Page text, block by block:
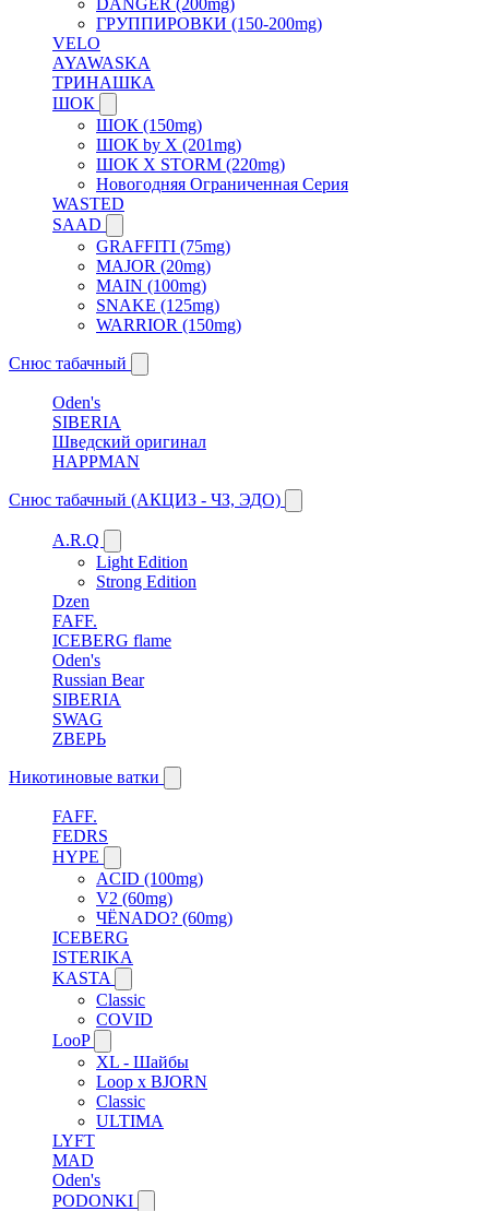
ГРУППИРОВКИ (150-200mg)
VELO
AYAWASKA
ТРИНАШКА
ШОК
ШОК (150mg)
ШОК by X (201mg)
ШОК X STORM (220mg)
Новогодняя Ограниченная Серия
WASTED
SAAD
GRAFFITI (75mg)
MAJOR (20mg)
MAIN (100mg)
SNAKE (125mg)
WARRIOR (150mg)
Снюс табачный
Oden's
SIBERIA
Шведский оригинал
HAPPMAN
Снюс табачный (АКЦИЗ - ЧЗ, ЭДО)
A.R.Q
Light Edition
Strong Edition
Dzen
FAFF.
ICEBERG flame
Oden's
Russian Bear
SIBERIA
SWAG
ZВЕРЬ
Никотиновые ватки
FAFF.
FEDRS
HYPE
ACID (100mg)
V2 (60mg)
ЧЁNADO? (60mg)
ICEBERG
ISTERIKA
KASTA
Classic
COVID
LooP
XL - Шайбы
Loop x BJORN
Classic
ULTIMA
LYFT
MAD
Oden's
PODONKI